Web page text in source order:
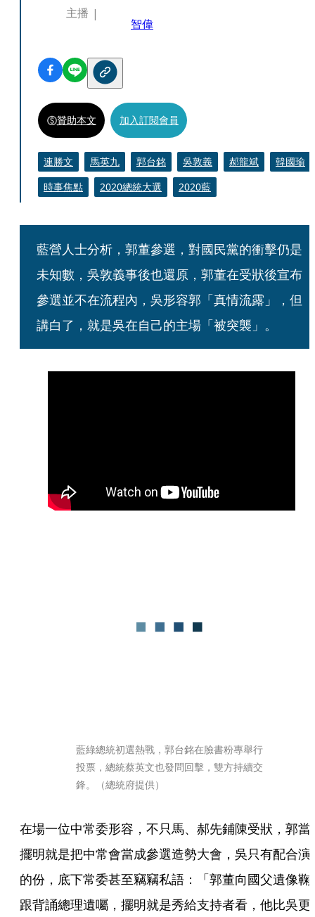
主播
智偉
贊助本文 加入訂閱會員
連勝文 馬英九 郭台銘 吳敦義 郝龍斌
韓國瑜
時事焦點
2020總統大選 2020藍
藍營人士分析，郭董參選，對國民黨的衝擊仍是
未知數，吳敦義事後也還原，郭董在受狀後宣布
參選並不在流程內，吳形容郭「真情流露」，但
講白了，就是吳在自己的主場「被突襲」。
藍綠總統初選熱戰，郭台銘在臉書粉專舉行
投票，總統蔡英文也發問回擊，雙方持續交
鋒。（總統府提供）
在場一位中常委形容，不只馬、郝先鋪陳受狀，郭當
擺明就是把中常會當成參選造勢大會，吳只有配合演
的份，底下常委甚至竊竊私語：「郭董向國父遺像鞠
跟背誦總理遺囑，擺明就是秀給支持者看，他比吳更